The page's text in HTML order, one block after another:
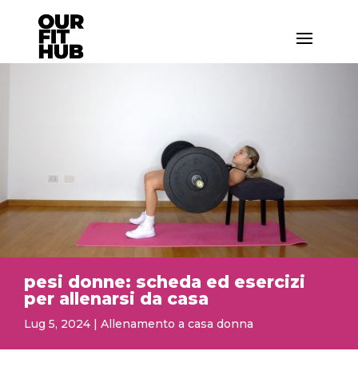
pesi donne: scheda ed esercizi
per allenarsi da casa
Lug 5, 2024 | Allenamento a casa donna